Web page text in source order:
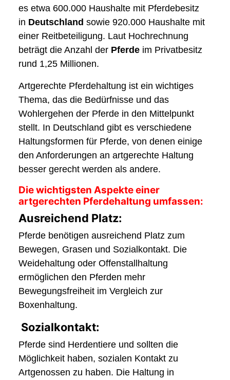
es etwa 600.000 Haushalte mit Pferdebesitz
in Deutschland sowie 920.000 Haushalte mit
einer Reitbeteiligung. Laut Hochrechnung
beträgt die Anzahl der Pferde im Privatbesitz
rund 1,25 Millionen.
Artgerechte Pferdehaltung ist ein wichtiges
Thema, das die Bedürfnisse und das
Wohlergehen der Pferde in den Mittelpunkt
stellt. In Deutschland gibt es verschiedene
Haltungsformen für Pferde, von denen einige
den Anforderungen an artgerechte Haltung
besser gerecht werden als andere.
Die wichtigsten Aspekte einer
artgerechten Pferdehaltung umfassen:
Ausreichend Platz:
Pferde benötigen ausreichend Platz zum
Bewegen, Grasen und Sozialkontakt. Die
Weidehaltung oder Offenstallhaltung
ermöglichen den Pferden mehr
Bewegungsfreiheit im Vergleich zur
Boxenhaltung.
Sozialkontakt:
Pferde sind Herdentiere und sollten die
Möglichkeit haben, sozialen Kontakt zu
Artgenossen zu haben. Die Haltung in